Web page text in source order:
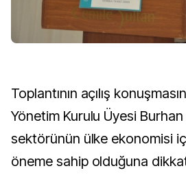
Toplantının açılış
Yönetim Kurulu Üyesi
sektörünün ülke ekonomisi
öneme sahip olduğuna